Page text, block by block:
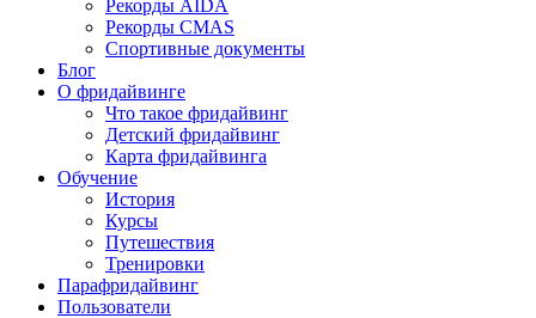
Рекорды AIDA
Рекорды CMAS
Спортивные документы
Блог
О фридайвинге
Что такое фридайвинг
Детский фридайвинг
Карта фридайвинга
Обучение
История
Курсы
Путешествия
Тренировки
Парафридайвинг
Пользователи